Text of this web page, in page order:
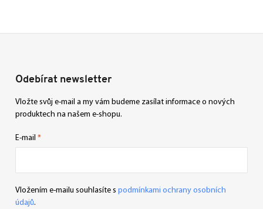
Odebírat newsletter
Vložte svůj e-mail a my vám budeme zasílat informace o nových
produktech na našem e-shopu.
E-mail
Vložením e-mailu souhlasíte s podmínkami ochrany osobních
údajů.